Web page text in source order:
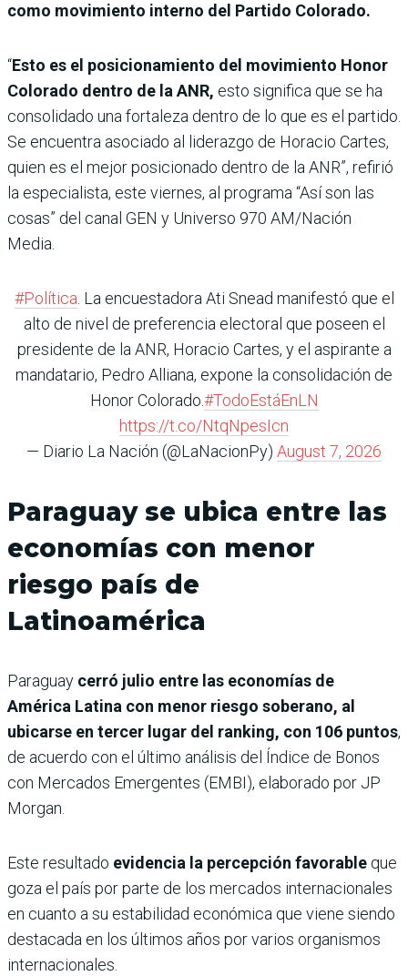
como movimiento interno del Partido Colorado.
“Esto es el posicionamiento del movimiento Honor
Colorado dentro de la ANR, esto significa que se ha
consolidado una fortaleza dentro de lo que es el partido.
Se encuentra asociado al liderazgo de Horacio Cartes,
quien es el mejor posicionado dentro de la ANR”, refirió
la especialista, este viernes, al programa “Así son las
cosas” del canal GEN y Universo 970 AM/Nación
Media.
#Política. La encuestadora Ati Snead manifestó que el
alto de nivel de preferencia electoral que poseen el
presidente de la ANR, Horacio Cartes, y el aspirante a
mandatario, Pedro Alliana, expone la consolidación de
Honor Colorado.#TodoEstáEnLN
https://t.co/NtqNpesIcn
— Diario La Nación (@LaNacionPy) August 7, 2026
Paraguay se ubica entre las
economías con menor
riesgo país de
Latinoamérica
Paraguay cerró julio entre las economías de
América Latina con menor riesgo soberano, al
ubicarse en tercer lugar del ranking, con 106 puntos,
de acuerdo con el último análisis del Índice de Bonos
con Mercados Emergentes (EMBI), elaborado por JP
Morgan.
Este resultado evidencia la percepción favorable que
goza el país por parte de los mercados internacionales
en cuanto a su estabilidad económica que viene siendo
destacada en los últimos años por varios organismos
internacionales.